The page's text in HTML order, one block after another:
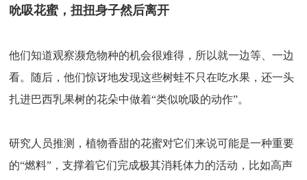
吮吸花蜜，扭扭身子然后离开
他们知道观察濒危物种的机会很难得，所以就一边等、一边
看。随后，他们惊讶地发现这些树蛙不只在吃水果，还一头
扎进巴西乳果树的花朵中做着“类似吮吸的动作”。
研究人员推测，植物香甜的花蜜对它们来说可能是一种重要
的“燃料”，支撑着它们完成极其消耗体力的活动，比如高声